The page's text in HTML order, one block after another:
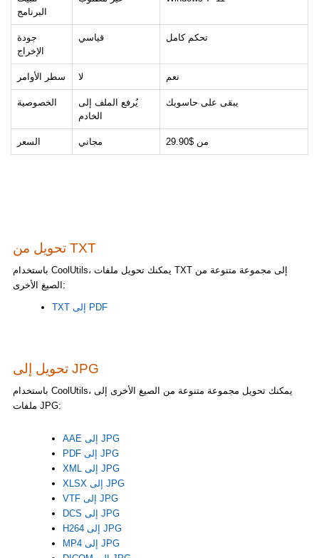
البرنامج
جودة
الإخراج
قياسي تحكم كامل
سطر الأوامر لا نعم
الخصوصية
يُرفع الملف إلى
الخادم
يبقى على حاسوبك
السعر مجاني من $29.90
تحويل من TXT
باستخدام CoolUtils، يمكنك تحويل ملفات TXT إلى مجموعة متنوعة من
الصيغ الأخرى:
TXT إلى PDF
تحويل إلى JPG
باستخدام CoolUtils، يمكنك تحويل مجموعة متنوعة من الصيغ الأخرى إلى
ملفات JPG:
AAE إلى JPG
PDF إلى JPG
XML إلى JPG
XLSX إلى JPG
VTF إلى JPG
DCS إلى JPG
H264 إلى JPG
MP4 إلى JPG